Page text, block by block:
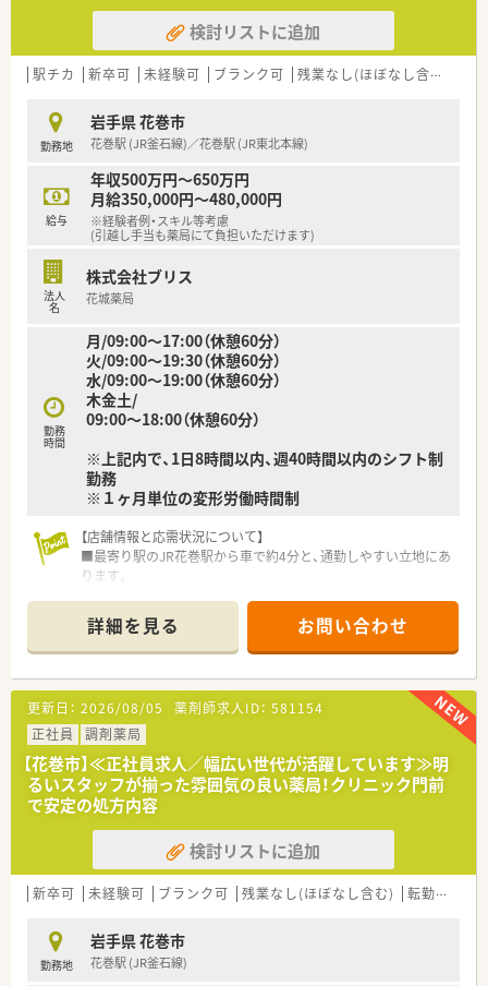
検討リストに追加
駅チカ 新卒可 未経験可 ブランク可 残業なし(ほぼなし含む)
勤務地
岩手県 花巻市
花巻駅 (JR釜石線)／花巻駅 (JR東北本線)
給与
年収500万円～650万円
月給350,000円～480,000円
※経験者例・スキル等考慮
(引越し手当も薬局にて負担いただけます)
法人
名
株式会社ブリス
花城薬局
勤務
時間
月/09:00～17:00（休憩60分）
火/09:00～19:30（休憩60分）
水/09:00～19:00（休憩60分）
木金土/
09:00～18:00（休憩60分）
※上記内で、1日8時間以内、週40時間以内のシフト制
勤務
※１ヶ月単位の変形労働時間制
【店舗情報と応需状況について】
■最寄り駅のJR花巻駅から車で約4分と、通勤しやすい立地にあ
ります。
応需しています。
■近隣の銀河クリニックや、こどもみらいクリニックからの処方
箋を主に対応しています。
【求人情報について】
■ご経験やスキル、年齢を考慮し、年収500万円から650万円の
範囲で優遇します。
■昇給は年1回（4月）、賞与は年2回（6月・12月）の支給実績がござ
います。
■住宅手当（上限3.5万円）や引越し手当の支給があり、経済的な
サポートも万全です。
【職場環境と雰囲気】
■電子化・システム化が推進されており、効率的に業務に取り組
める環境が整備されています。
を充てることができます。
■社員が気持ちよく、安心して長く働けるような職場づくりを法
人が推進しています。
詳細を見る お問い合わせ
更新日： 2026/08/05 薬剤師求人ID： 581154
正社員
調剤薬局
【花巻市】≪正社員求人／幅広い世代が活躍しています≫明
るいスタッフが揃った雰囲気の良い薬局！クリニック門前
で安定の処方内容
検討リストに追加
新卒可 未経験可 ブランク可 残業なし(ほぼなし含む) 転勤なし
勤務地
岩手県 花巻市
花巻駅 (JR釜石線)